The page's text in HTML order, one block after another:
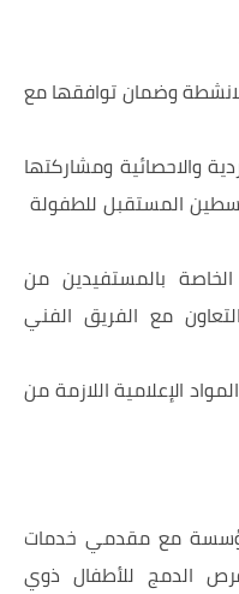
وضمان توافقها مع
والاحصائية ومشاركتها
المستقبل للطفولة
بالمستفيدين من
مع الفريق الفني
الإعلامية اللازمة من
مع مقدمي خدمات
الدمج للأطفال ذوي